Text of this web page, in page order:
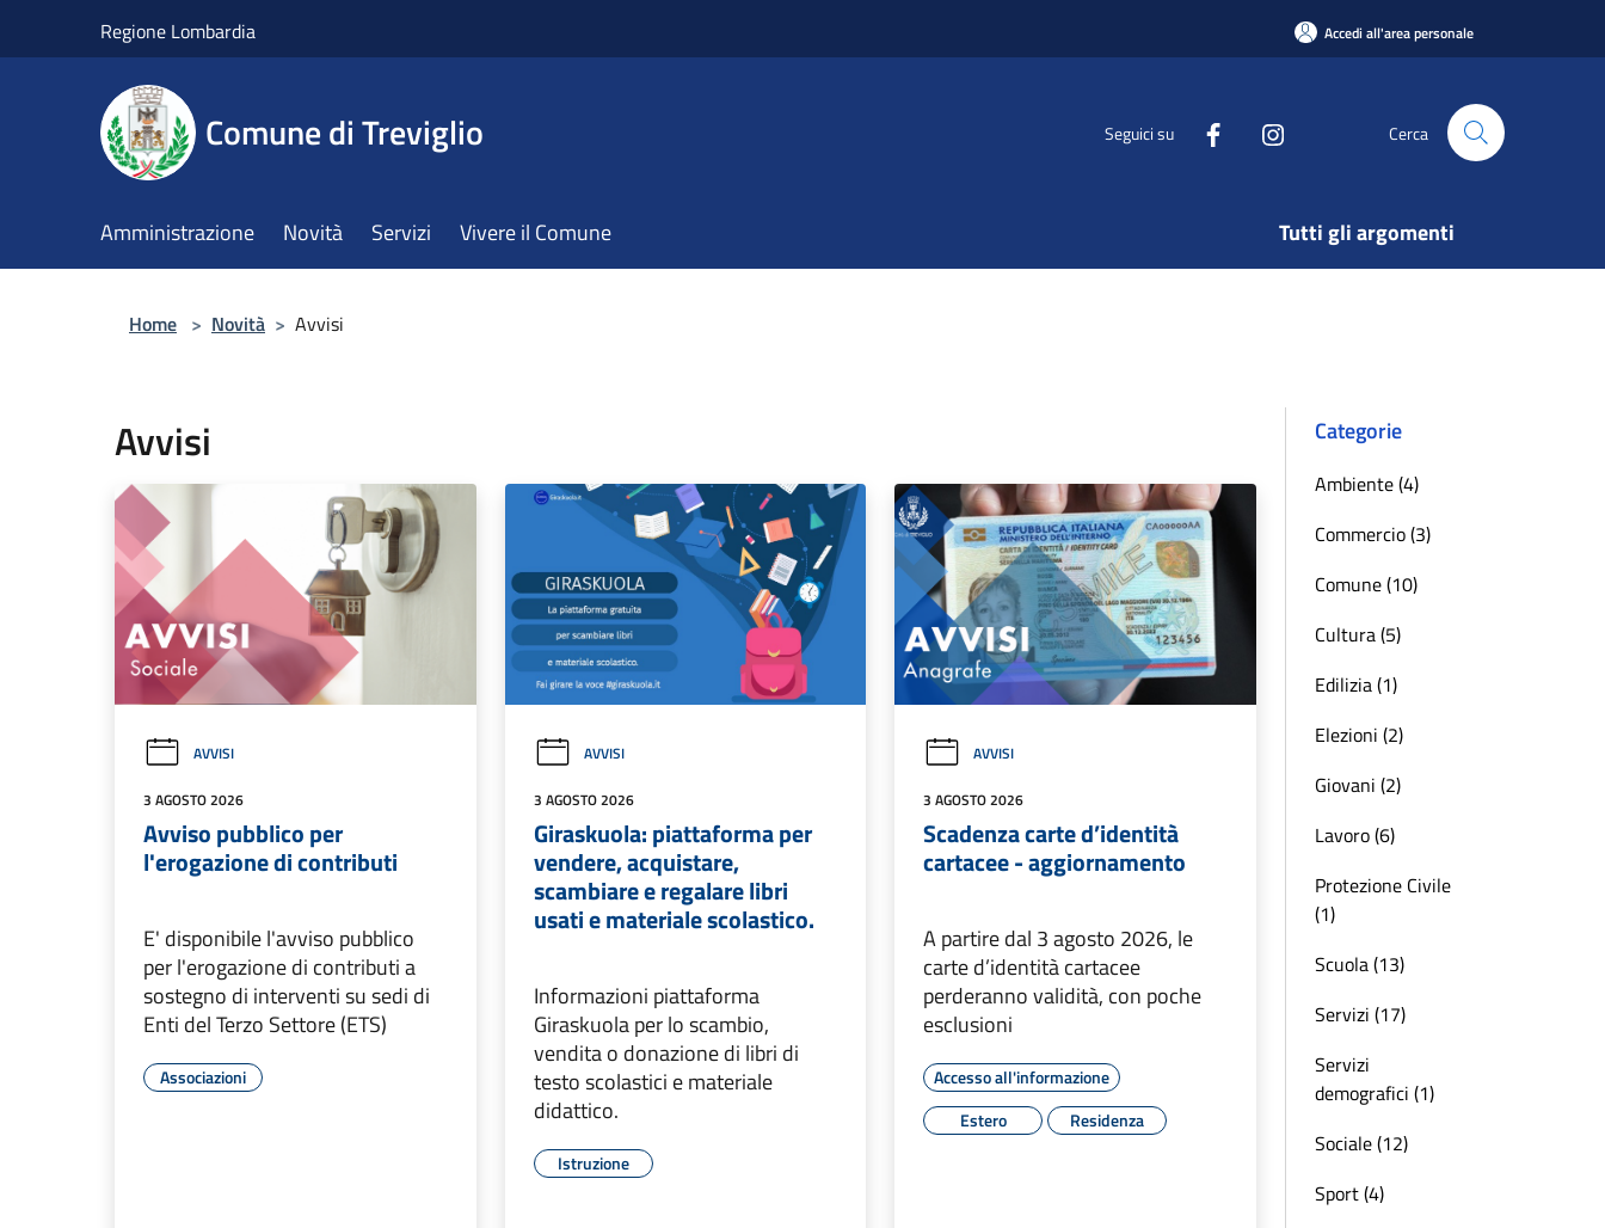
Regione Lombardia Accedi all'area personale
Comune di Treviglio Seguici su Cerca
Amministrazione Novità Servizi Vivere il Comune Tutti gli argomenti
Home > Novità > Avvisi
Avvisi
AVVISI
3 AGOSTO 2026
Avviso pubblico per
l'erogazione di contributi
E' disponibile l'avviso pubblico
per l'erogazione di contributi a
sostegno di interventi su sedi di
Enti del Terzo Settore (ETS)
Associazioni
AVVISI
3 AGOSTO 2026
Giraskuola: piattaforma per
vendere, acquistare,
scambiare e regalare libri
usati e materiale scolastico.
Informazioni piattaforma
Giraskuola per lo scambio,
vendita o donazione di libri di
testo scolastici e materiale
didattico.
Istruzione
AVVISI
3 AGOSTO 2026
Scadenza carte d’identità
cartacee - aggiornamento
A partire dal 3 agosto 2026, le
carte d’identità cartacee
perderanno validità, con poche
esclusioni
Accesso all'informazione
Estero
Residenza
Categorie
Ambiente (4)
Commercio (3)
Comune (10)
Cultura (5)
Edilizia (1)
Elezioni (2)
Giovani (2)
Lavoro (6)
Protezione Civile
(1)
Scuola (13)
Servizi (17)
Servizi
demografici (1)
Sociale (12)
Sport (4)